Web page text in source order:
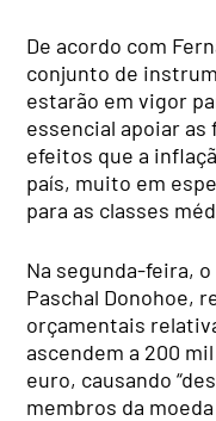
De acordo com
conjunto de
estarão em vigor
essencial apoiar as
efeitos que a
país, muito em
para as classes
Na segunda-feira,
Paschal Donohoe,
orçamentais
ascendem a 200
euro, causando
membros da